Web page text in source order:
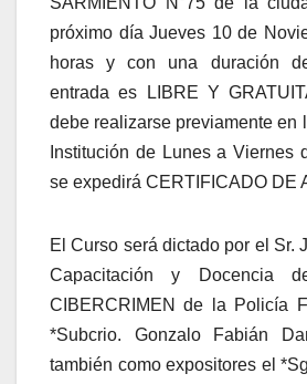
próximo día Jueves 10 de
horas y con una duración
entrada es LIBRE Y
debe realizarse previamente en
Institución de Lunes a Viernes
se expedirá CERTIFICADO DE
El Curso será dictado por el Sr.
Capacitación y Docencia
CIBERCRIMEN de la Policía
*Subcrio. Gonzalo Fabián
también como expositores el